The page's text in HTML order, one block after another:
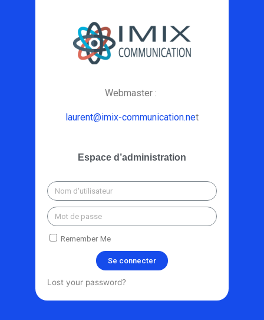
Webmaster :
laurent@imix-communication.net
Espace d’administration
Remember Me
Se connecter
Lost your password?